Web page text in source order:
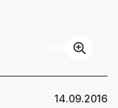
14.09.2016